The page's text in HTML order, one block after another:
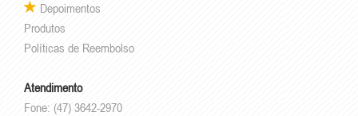
Depoimentos
Produtos
Políticas de Reembolso
Atendimento
Fone: (47) 3642-2970